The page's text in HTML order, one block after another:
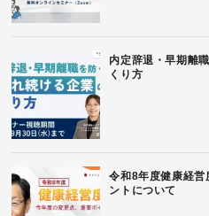
内定辞退・早期離
くり方
令和8年度健康経営
ントについて